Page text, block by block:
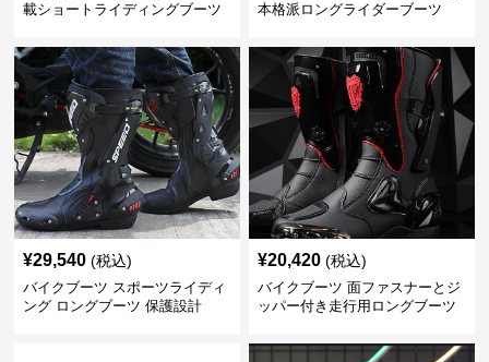
載ショートライディングブーツ
本格派ロングライダーブーツ
¥29,540 (税込)
バイクブーツ スポーツライディ
ング ロングブーツ 保護設計
¥20,420 (税込)
バイクブーツ 面ファスナーとジ
ッパー付き走行用ロングブーツ